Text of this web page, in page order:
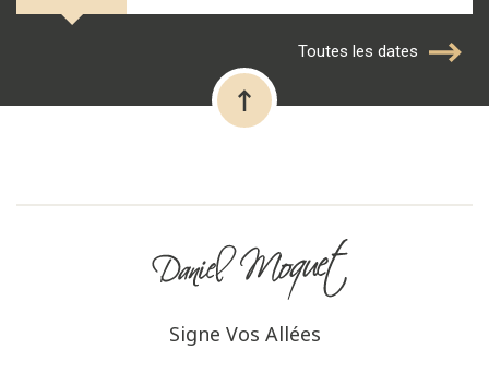
Toutes les dates
Signe Vos Allées